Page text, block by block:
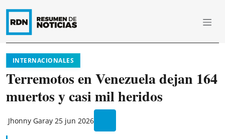
INTERNACIONALES
Terremotos en Venezuela dejan 164
muertos y casi mil heridos
Jhonny Garay 25 jun 2026